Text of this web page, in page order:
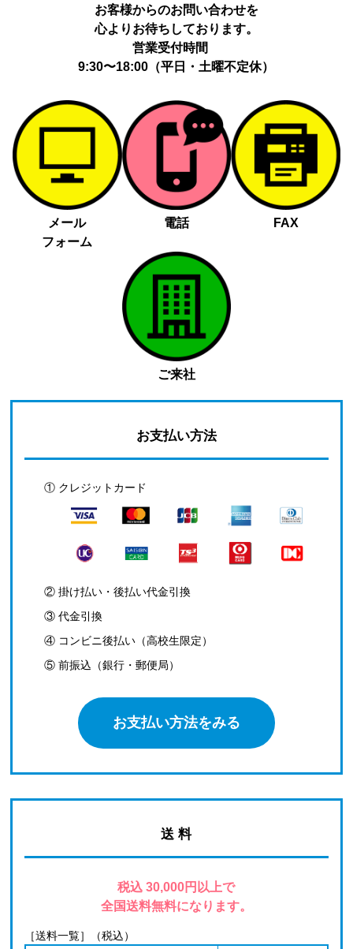
お客様からのお問い合わせを
心よりお待ちしております。
営業受付時間
9:30〜18:00（平日・土曜不定休）
メール
フォーム
電話 FAX
ご来社
お支払い方法
① クレジットカード
② 掛け払い・後払い代金引換
③ 代金引換
④ コンビニ後払い（高校生限定）
⑤ 前振込（銀行・郵便局）
お支払い方法をみる
送 料
税込 30,000円以上で
全国送料無料になります。
［送料一覧］（税込）